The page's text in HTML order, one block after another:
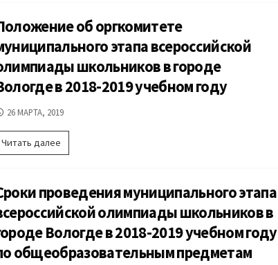
общеобразовательному
предмету,
необходимое
для
участия
на
муниципальном
всероссийской
олимпиады
«Город
Вологда»
2018-
2019
об оргкомитете
этапа всероссийской
школьников в городе
в 2018-2019 учебном году
ДАТА
26 МАРТА, 2019
Читать далееПоложение
об
этапа
всероссийской
олимпиады
школьников
в
городе
проведения муниципального этапа
олимпиады школьников в
Вологде в 2018-2019 учебном году
общеобразовательным предметам